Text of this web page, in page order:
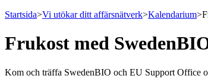
Startsida>Vi utökar ditt affärsnätverk>Kalendarium>
Frukost med
Kom och träffa SwedenBIO och EU Support Office